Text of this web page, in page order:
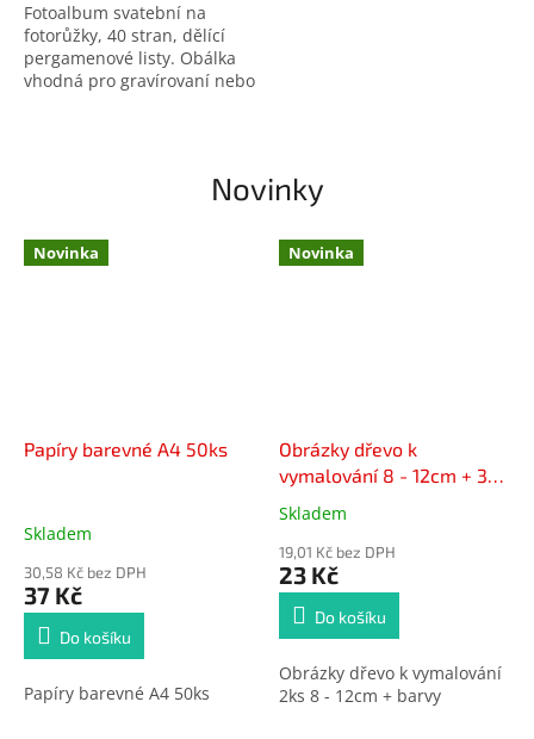
Fotoalbum svatební na
fotorůžky, 40 stran, dělící
pergamenové listy. Obálka
vhodná pro gravírovaní nebo
Novinky
Novinka
Papíry barevné A4 50ks
Skladem
30,58 Kč bez DPH
37 Kč
Do košíku
Papíry barevné A4 50ks
Novinka
Obrázky dřevo k
vymalování 8 - 12cm + 3
barvy
Průměrné
produktu
je
5,0
hvězdiček.
Skladem
19,01 Kč bez DPH
23 Kč
Do košíku
Obrázky dřevo k vymalování
2ks 8 - 12cm + barvy